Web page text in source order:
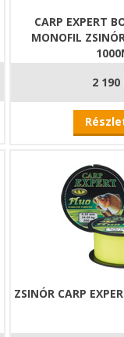
CARP EXPERT
MONOFIL
2 190
ZSINÓR CARP